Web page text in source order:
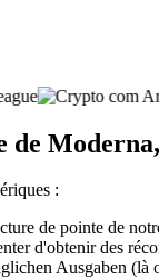
de
:
de pointe de
d'obtenir des
Ausgaben (là